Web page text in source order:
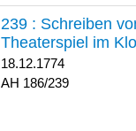
239 : Schreiben
Theaterspiel im
18.12.1774
186/239